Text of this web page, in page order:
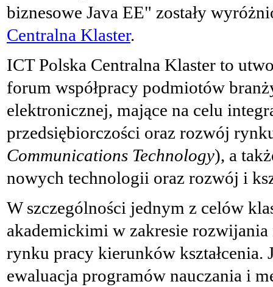
biznesowe Java EE" zostały
Centralna Klaster.
ICTPolska Centralna Klaster to
forum współpracy podmiotów
elektronicznej, mające na celu
przedsiębiorczości oraz rozwój
Communications Technology), a
nowych technologii oraz rozwój i
W szczególności jednym z celów
akademickimi w zakresie
rynku pracy kierunków kształcenia.
ewaluacja programów nauczania i